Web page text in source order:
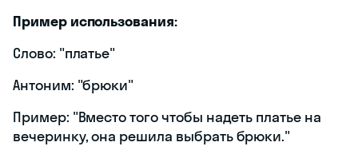
Пример использования:
Слово: "платье"
Антоним: "брюки"
Пример: "Вместо того чтобы надеть платье на
вечеринку, она решила выбрать брюки."